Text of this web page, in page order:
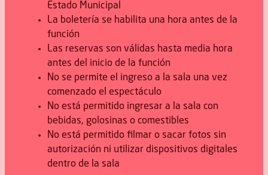
Estado Municipal
La boletería se habilita una hora antes de la
función
Las reservas son válidas hasta media hora
antes del inicio de la función
No se permite el ingreso a la sala una vez
comenzado el espectáculo
No está permitido ingresar a la sala con
bebidas, golosinas o comestibles
No está permitido filmar o sacar fotos sin
autorización ni utilizar dispositivos digitales
dentro de la sala